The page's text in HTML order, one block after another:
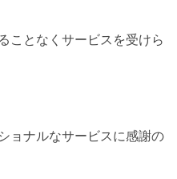
ことなくサービスを受けら
ョナルなサービスに感謝の